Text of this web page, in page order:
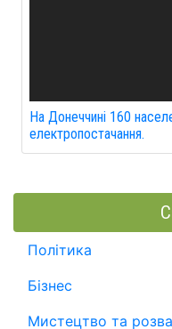
На Донеччині 160
електропостачання.
Політика
Бізнес
Мистецтво та